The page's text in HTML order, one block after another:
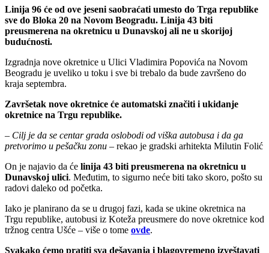
Linija 96 će od ove jeseni saobraćati umesto do Trga republike
sve do Bloka 20 na Novom Beogradu. Linija 43 biti
preusmerena na okretnicu u Dunavskoj ali ne u skorijoj
budućnosti.
Izgradnja nove okretnice u Ulici Vladimira Popovića na Novom
Beogradu je uveliko u toku i sve bi trebalo da bude završeno do
kraja septembra.
Završetak nove okretnice će automatski značiti i ukidanje
okretnice na Trgu republike.
– Cilj je da se centar grada oslobodi od viška autobusa i da ga
pretvorimo u pešačku zonu – rekao je gradski arhitekta Milutin Folić
On je najavio da će linija 43 biti preusmerena na okretnicu u
Dunavskoj ulici. Međutim, to sigurno neće biti tako skoro, pošto su
radovi daleko od početka.
Iako je planirano da se u drugoj fazi, kada se ukine okretnica na
Trgu republike, autobusi iz Koteža preusmere do nove okretnice kod
tržnog centra Ušće – više o tome ovde.
Svakako ćemo pratiti sva dešavanja i blagovremeno izveštavati